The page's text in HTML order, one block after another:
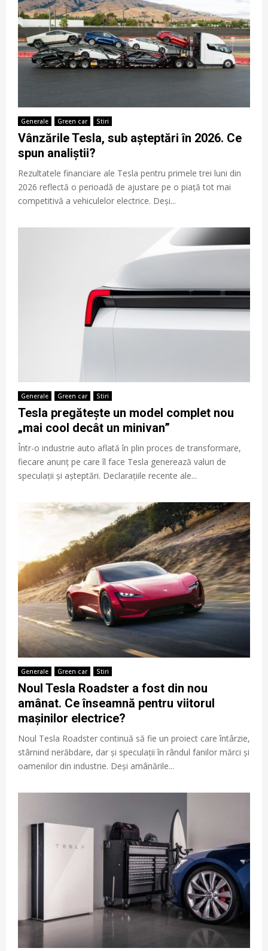
Generale Green car Stiri
Vânzările Tesla, sub așteptări în 2026. Ce
spun analiștii?
Rezultatele financiare ale Tesla pentru primele trei luni din
2026 reflectă o perioadă de ajustare pe o piață tot mai
competitivă a vehiculelor electrice. Deși...
Generale Green car Stiri
Tesla pregătește un model complet nou
„mai cool decât un minivan”
Într-o industrie auto aflată în plin proces de transformare,
fiecare anunț pe care îl face Tesla generează valuri de
speculații și așteptări. Declarațiile recente ale...
Generale Green car Stiri
Noul Tesla Roadster a fost din nou
amânat. Ce înseamnă pentru viitorul
mașinilor electrice?
Noul Tesla Roadster continuă să fie un proiect care întârzie,
stârnind nerăbdare, dar și speculații în rândul fanilor mărci și
oamenilor din industrie. Deși amânările...